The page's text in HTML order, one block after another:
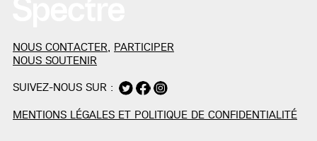
NOUS CONTACTER, PARTICIPER
NOUS SOUTENIR
SUIVEZ-NOUS SUR :
MENTIONS LÉGALES ET POLITIQUE DE CONFIDENTIALITÉ